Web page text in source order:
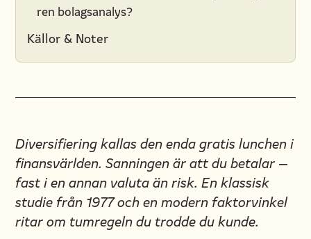
ren bolagsanalys?
Källor & Noter
Diversifiering kallas den enda gratis lunchen i
finansvärlden. Sanningen är att du betalar —
fast i en annan valuta än risk. En klassisk
studie från 1977 och en modern faktorvinkel
ritar om tumregeln du trodde du kunde.